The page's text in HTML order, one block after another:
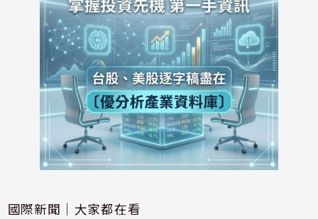
國際新聞｜大家都在看